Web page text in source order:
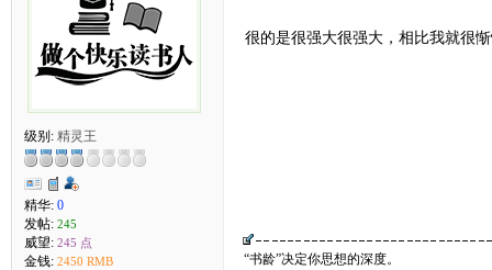
级别: 精灵王
精华: 0
发帖: 245
威望: 245 点
金钱: 2450 RMB
很的是很强大很强大，相比我就很
“书龄”决定你思想的深度。